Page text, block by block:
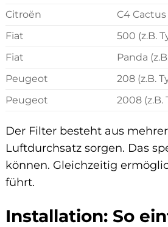
Citroën
C4 Cactus
Fiat
500 (z.B.
Fiat
Panda
Peugeot
208 (z.B.
Peugeot
2008 (z.B.
Der Filter besteht aus
Luftdurchsatz sorgen. Das
können. Gleichzeitig
führt.
Installation: So